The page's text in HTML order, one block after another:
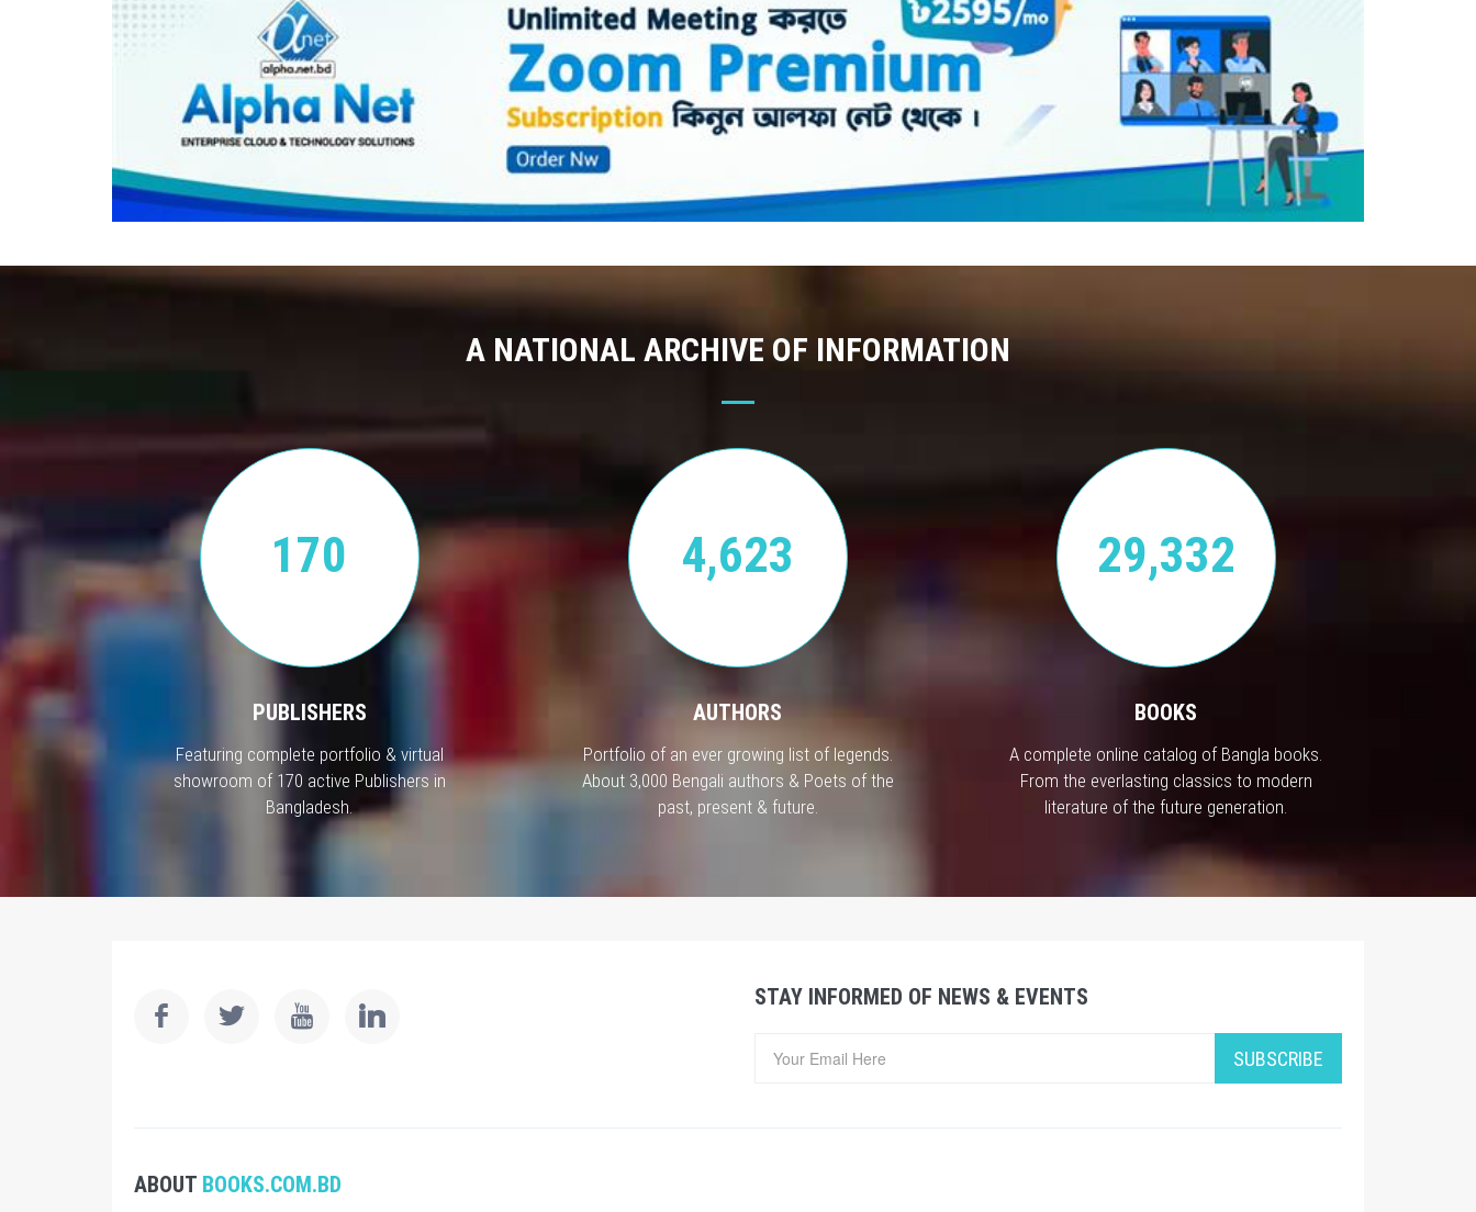
A NATIONAL ARCHIVE OF INFORMATION
170
PUBLISHERS
Featuring complete portfolio & virtual
showroom of 170 active Publishers in
Bangladesh.
4,623
AUTHORS
Portfolio of an ever growing list of legends.
About 3,000 Bengali authors & Poets of the
past, present & future.
29,332
BOOKS
A complete online catalog of Bangla books.
From the everlasting classics to modern
literature of the future generation.
STAY INFORMED OF NEWS & EVENTS
SUBSCRIBE
ABOUT BOOKS.COM.BD